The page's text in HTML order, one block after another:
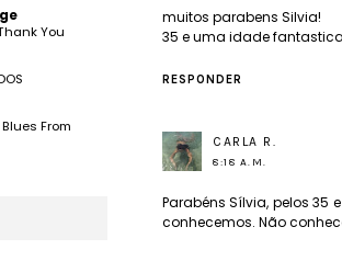
muitos parabens Silvia!
35 e uma idade
RESPONDER
CARLA R.
8:18 A.M.
Parabéns Sílvia, pelos
conhecemos. Não
You
From